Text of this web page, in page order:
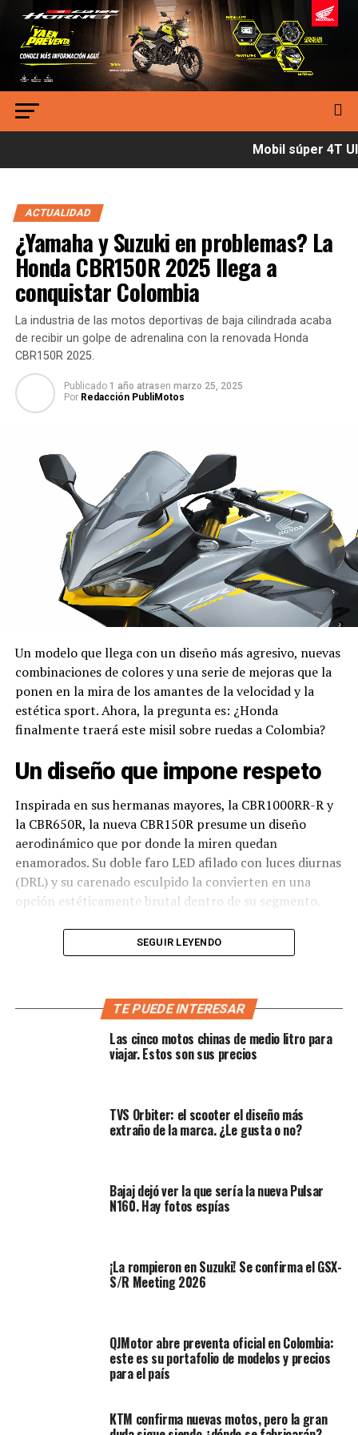
Mobil súper 4T
ACTUALIDAD
¿Yamaha y Suzuki en problemas? La
Honda CBR150R 2025 llega a
conquistar Colombia
La industria de las motos deportivas de baja cilindrada acaba
de recibir un golpe de adrenalina con la renovada Honda
CBR150R 2025.
Publicado 1 año atrasen marzo 25, 2025
Por Redacción PubliMotos
Un modelo que llega con un diseño más agresivo, nuevas
combinaciones de colores y una serie de mejoras que la
ponen en la mira de los amantes de la velocidad y la
estética sport. Ahora, la pregunta es: ¿Honda
finalmente traerá este misil sobre ruedas a Colombia?
Un diseño que impone respeto
Inspirada en sus hermanas mayores, la CBR1000RR-R y
la CBR650R, la nueva CBR150R presume un diseño
aerodinámico que por donde la miren quedan
enamorados. Su doble faro LED afilado con luces diurnas
(DRL) y su carenado esculpido la convierten en una
opción estéticamente brutal dentro de su segmento.
Las dos nuevas opciones de color también aportan un
plus a su carácter desafiante:
Honda Tricolor:rojo, blanco y azul, evocando el
Plata con acentos amarillos:
una combinación
moderna que resalta sus líneas agresivas
de 5.000 ítems de repuestos para su MOTO
Potencia y tecnología para
dominar las calles
SEGUIR LEYENDO
TE PUEDE INTERESAR
Las cinco motos chinas de medio litro para
viajar. Estos son sus precios
TVS Orbiter: el scooter el diseño más
extraño de la marca. ¿Le gusta o no?
Bajaj dejó ver la que sería la nueva Pulsar
N160. Hay fotos espías
¡La rompieron en Suzuki! Se confirma el GSX-
S/R Meeting 2026
QJMotor abre preventa oficial en Colombia:
este es su portafolio de modelos y precios
para el país
KTM confirma nuevas motos, pero la gran